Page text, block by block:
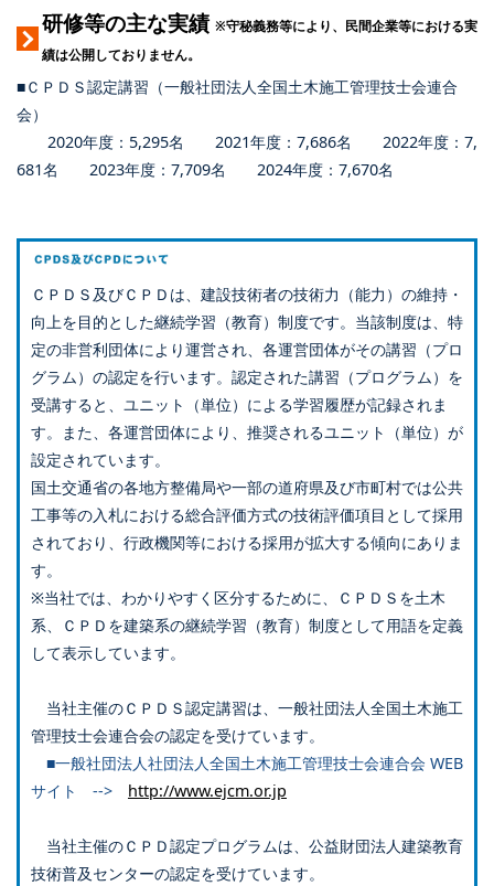
研修等の主な実績 ※守秘義務等により、民間企業等における実
績は公開しておりません。
■ＣＰＤＳ認定講習（一般社団法人全国土木施工管理技士会連合
会）
2020年度：5,295名 2021年度：7,686名 2022年度：7,
681名 2023年度：7,709名 2024年度：7,670名
ＣＰＤＳ及びＣＰＤは、建設技術者の技術力（能力）の維持・
向上を目的とした継続学習（教育）制度です。当該制度は、特
定の非営利団体により運営され、各運営団体がその講習（プロ
グラム）の認定を行います。認定された講習（プログラム）を
受講すると、ユニット（単位）による学習履歴が記録されま
す。また、各運営団体により、推奨されるユニット（単位）が
設定されています。
国土交通省の各地方整備局や一部の道府県及び市町村では公共
工事等の入札における総合評価方式の技術評価項目として採用
されており、行政機関等における採用が拡大する傾向にありま
す。
※当社では、わかりやすく区分するために、ＣＰＤＳを土木
系、ＣＰＤを建築系の継続学習（教育）制度として用語を定義
して表示しています。
当社主催のＣＰＤＳ認定講習は、一般社団法人全国土木施工
管理技士会連合会の認定を受けています。
■一般社団法人社団法人全国土木施工管理技士会連合会 WEB
サイト --> http://www.ejcm.or.jp
当社主催のＣＰＤ認定プログラムは、公益財団法人建築教育
技術普及センターの認定を受けています。